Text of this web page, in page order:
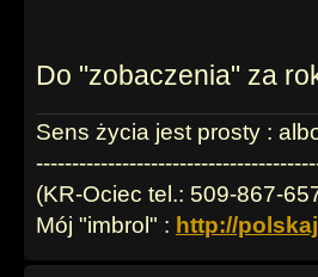
Do "zobaczenia" za
Sens życia jest prosty :
(KR-Ociec tel.: 509-867-
Mój "imbrol" : http://